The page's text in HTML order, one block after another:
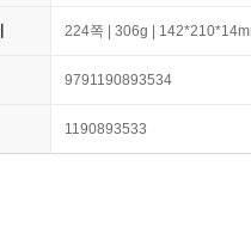
224쪽 | 306g |
9791190893534
1190893533